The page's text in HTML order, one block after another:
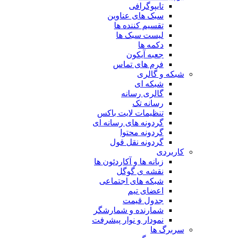
تایپوگرافی
سبک های عناوین
تقسیم کننده ها
لیست سبک ها
دکمه ها
جعبه آیکون
فرم های تماس
شبکه و گالری
شبکه ای
گالری رسانه
رسانه تک
تنظیمات لایت باکس
گردونه های رسانه ای
گردونه محتوا
گردونه نقل قول
کاربردی
زبانه ها و آکاردئون ها
نقشه ی گوگل
شبکه های اجتماعی
اعضای تیم
جدول قیمت
شمارنده و شمارشگر
نمودار و نوار پیشرفت
سربرگ ها